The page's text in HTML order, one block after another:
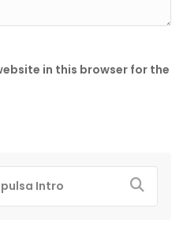
in this browser for the